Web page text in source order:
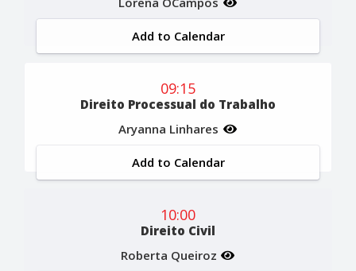
Add to Calendar
09:15
Direito Processual do Trabalho
Aryanna Linhares
Add to Calendar
10:00
Direito Civil
Roberta Queiroz